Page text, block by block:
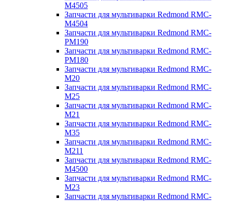
M4505
Запчасти для мультиварки Redmond RMC-
M4504
Запчасти для мультиварки Redmond RMC-
PM190
Запчасти для мультиварки Redmond RMC-
PM180
Запчасти для мультиварки Redmond RMC-
M20
Запчасти для мультиварки Redmond RMC-
M25
Запчасти для мультиварки Redmond RMC-
M21
Запчасти для мультиварки Redmond RMC-
M35
Запчасти для мультиварки Redmond RMC-
M211
Запчасти для мультиварки Redmond RMC-
M4500
Запчасти для мультиварки Redmond RMC-
M23
Запчасти для мультиварки Redmond RMC-